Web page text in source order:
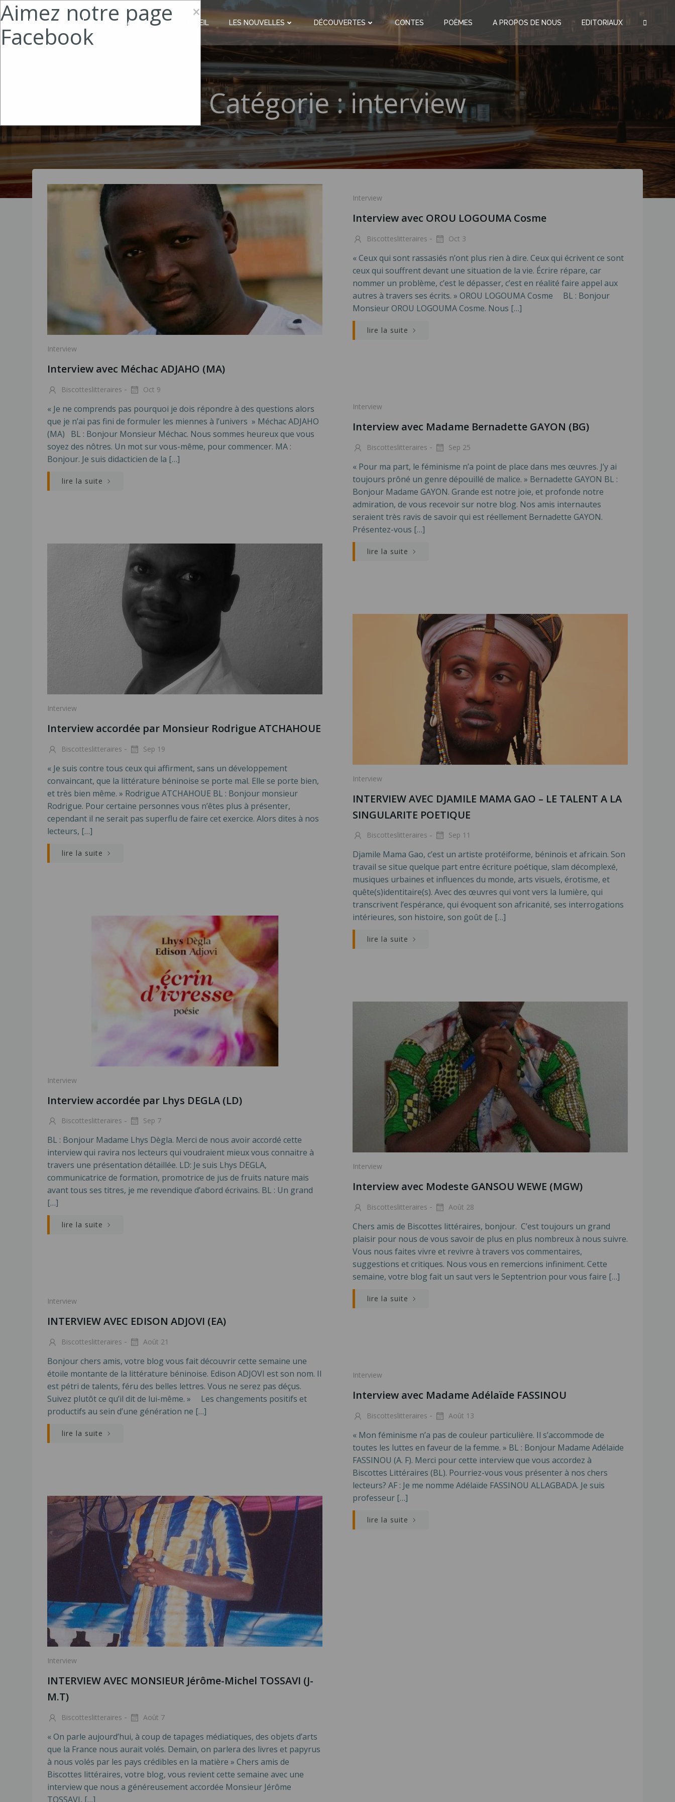
Aller
au
contenu Biscottes Littéraires ACCUEIL LES NOUVELLES DÉCOUVERTES CONTES POÈMES A PROPOS DE NOUS EDITORIAUX
Catégorie :interview
Interview
Interview avec Méchac ADJAHO (MA)
Biscotteslitteraires - Oct 9
« Je ne comprends pas pourquoi je dois répondre à des questions alors
que je n’ai pas fini de formuler les miennes à l’univers » Méchac ADJAHO
(MA) BL : Bonjour Monsieur Méchac. Nous sommes heureux que vous
soyez des nôtres. Un mot sur vous-même, pour commencer. MA :
Bonjour. Je suis didacticien de la […]
lire la suite
Interview
Interview avec OROU LOGOUMA Cosme
Biscotteslitteraires - Oct 3
« Ceux qui sont rassasiés n’ont plus rien à dire. Ceux qui écrivent ce sont
ceux qui souffrent devant une situation de la vie. Écrire répare, car
nommer un problème, c’est le dépasser, c’est en réalité faire appel aux
autres à travers ses écrits. » OROU LOGOUMA Cosme BL : Bonjour
Monsieur OROU LOGOUMA Cosme. Nous […]
lire la suite
Interview
Interview avec Madame Bernadette GAYON (BG)
Biscotteslitteraires - Sep 25
« Pour ma part, le féminisme n’a point de place dans mes œuvres. J’y ai
toujours prôné un genre dépouillé de malice. » Bernadette GAYON BL :
Bonjour Madame GAYON. Grande est notre joie, et profonde notre
admiration, de vous recevoir sur notre blog. Nos amis internautes
seraient très ravis de savoir qui est réellement Bernadette GAYON.
Présentez-vous […]
lire la suite
Interview
Interview accordée par Monsieur Rodrigue ATCHAHOUE
Biscotteslitteraires - Sep 19
« Je suis contre tous ceux qui affirment, sans un développement
convaincant, que la littérature béninoise se porte mal. Elle se porte bien,
et très bien même. » Rodrigue ATCHAHOUE BL : Bonjour monsieur
Rodrigue. Pour certaine personnes vous n’êtes plus à présenter,
cependant il ne serait pas superflu de faire cet exercice. Alors dites à nos
lecteurs, […]
lire la suite
Interview
INTERVIEW AVEC DJAMILE MAMA GAO – LE TALENT A LA
SINGULARITE POETIQUE
Biscotteslitteraires - Sep 11
Djamile Mama Gao, c’est un artiste protéiforme, béninois et africain. Son
travail se situe quelque part entre écriture poétique, slam décomplexé,
musiques urbaines et influences du monde, arts visuels, érotisme, et
quête(s)identitaire(s). Avec des œuvres qui vont vers la lumière, qui
transcrivent l’espérance, qui évoquent son africanité, ses interrogations
intérieures, son histoire, son goût de […]
lire la suite
Interview
Interview accordée par Lhys DEGLA (LD)
Biscotteslitteraires - Sep 7
BL : Bonjour Madame Lhys Dègla. Merci de nous avoir accordé cette
interview qui ravira nos lecteurs qui voudraient mieux vous connaitre à
travers une présentation détaillée. LD: Je suis Lhys DEGLA,
communicatrice de formation, promotrice de jus de fruits nature mais
avant tous ses titres, je me revendique d’abord écrivains. BL : Un grand
[…]
lire la suite
Interview
Interview avec Modeste GANSOU WEWE (MGW)
Biscotteslitteraires - Août 28
Chers amis de Biscottes littéraires, bonjour. C’est toujours un grand
plaisir pour nous de vous savoir de plus en plus nombreux à nous suivre.
Vous nous faites vivre et revivre à travers vos commentaires,
suggestions et critiques. Nous vous en remercions infiniment. Cette
semaine, votre blog fait un saut vers le Septentrion pour vous faire […]
lire la suite
Interview
INTERVIEW AVEC EDISON ADJOVI (EA)
Biscotteslitteraires - Août 21
Bonjour chers amis, votre blog vous fait découvrir cette semaine une
étoile montante de la littérature béninoise. Edison ADJOVI est son nom. Il
est pétri de talents, féru des belles lettres. Vous ne serez pas déçus.
Suivez plutôt ce qu’il dit de lui-même. » Les changements positifs et
productifs au sein d’une génération ne […]
lire la suite
Interview
Interview avec Madame Adélaïde FASSINOU
Biscotteslitteraires - Août 13
« Mon féminisme n’a pas de couleur particulière. Il s’accommode de
toutes les luttes en faveur de la femme. » BL : Bonjour Madame Adélaïde
FASSINOU (A. F). Merci pour cette interview que vous accordez à
Biscottes Littéraires (BL). Pourriez-vous vous présenter à nos chers
lecteurs? AF : Je me nomme Adélaïde FASSINOU ALLAGBADA. Je suis
professeur […]
lire la suite
Interview
INTERVIEW AVEC MONSIEUR Jérôme-Michel TOSSAVI (J-
M.T)
Biscotteslitteraires - Août 7
« On parle aujourd’hui, à coup de tapages médiatiques, des objets d’arts
que la France nous aurait volés. Demain, on parlera des livres et papyrus
à nous volés par les pays crédibles en la matière » Chers amis de
Biscottes littéraires, votre blog, vous revient cette semaine avec une
interview que nous a généreusement accordée Monsieur Jérôme
TOSSAVI, […]
×
Aimez notre page
Facebook